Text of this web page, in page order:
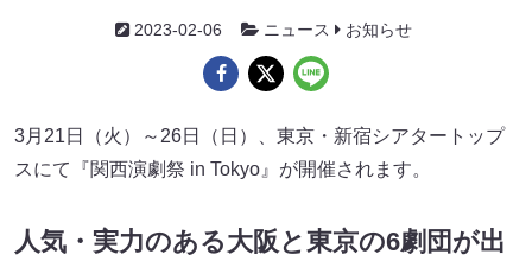
2023-02-06 ニュース お知らせ
3月21日（火）～26日（日）、東京・新宿シアタートップ
スにて『関西演劇祭 in Tokyo』が開催されます。
人気・実力のある大阪と東京の6劇団が出